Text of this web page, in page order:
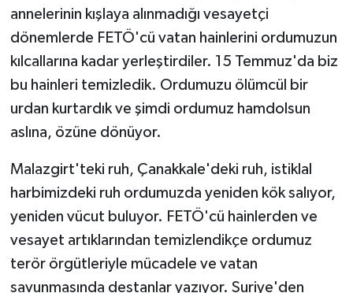
annelerinin kışlaya alınmadığı vesayetçi
dönemlerde FETÖ'cü vatan hainlerini ordumuzun
kılcallarına kadar yerleştirdiler. 15 Temmuz'da biz
bu hainleri temizledik. Ordumuzu ölümcül bir
urdan kurtardık ve şimdi ordumuz hamdolsun
aslına, özüne dönüyor.
Malazgirt'teki ruh, Çanakkale'deki ruh, istiklal
harbimizdeki ruh ordumuzda yeniden kök salıyor,
yeniden vücut buluyor. FETÖ'cü hainlerden ve
vesayet artıklarından temizlendikçe ordumuz
terör örgütleriyle mücadele ve vatan
savunmasında destanlar yazıyor. Suriye'den